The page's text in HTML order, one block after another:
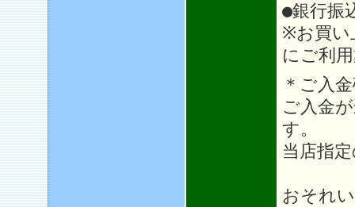
●銀行振
※お買い
にご利
＊ご入
ご入金
す。
当店指
おそれ